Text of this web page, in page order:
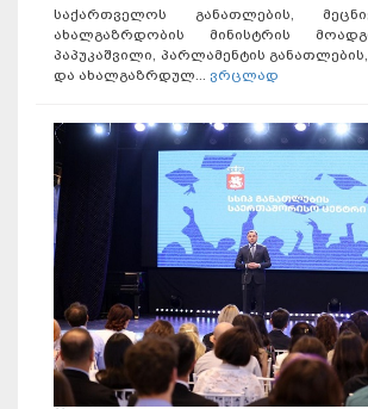
საქართველოს განათლების,
ახალგაზრდობის მინისტრის
პაპუკაშვილი, პარლამენტის
და ახალგაზრდულ... ვრცლად